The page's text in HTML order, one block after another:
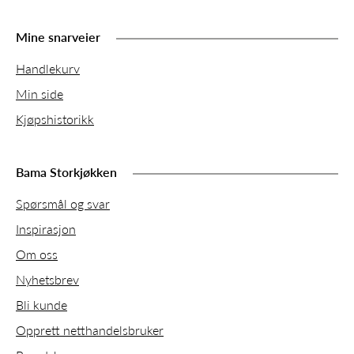
Mine snarveier
Handlekurv
Min side
Kjøpshistorikk
Bama Storkjøkken
Spørsmål og svar
Inspirasjon
Om oss
Nyhetsbrev
Bli kunde
Opprett netthandelsbruker